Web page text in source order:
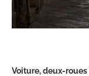
Voiture, deux-roues